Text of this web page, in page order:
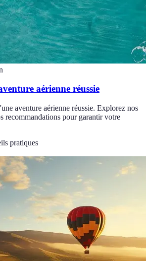
aérienne réussie
aventure aérienne réussie. Explorez nos
recommandations pour garantir votre
pratiques